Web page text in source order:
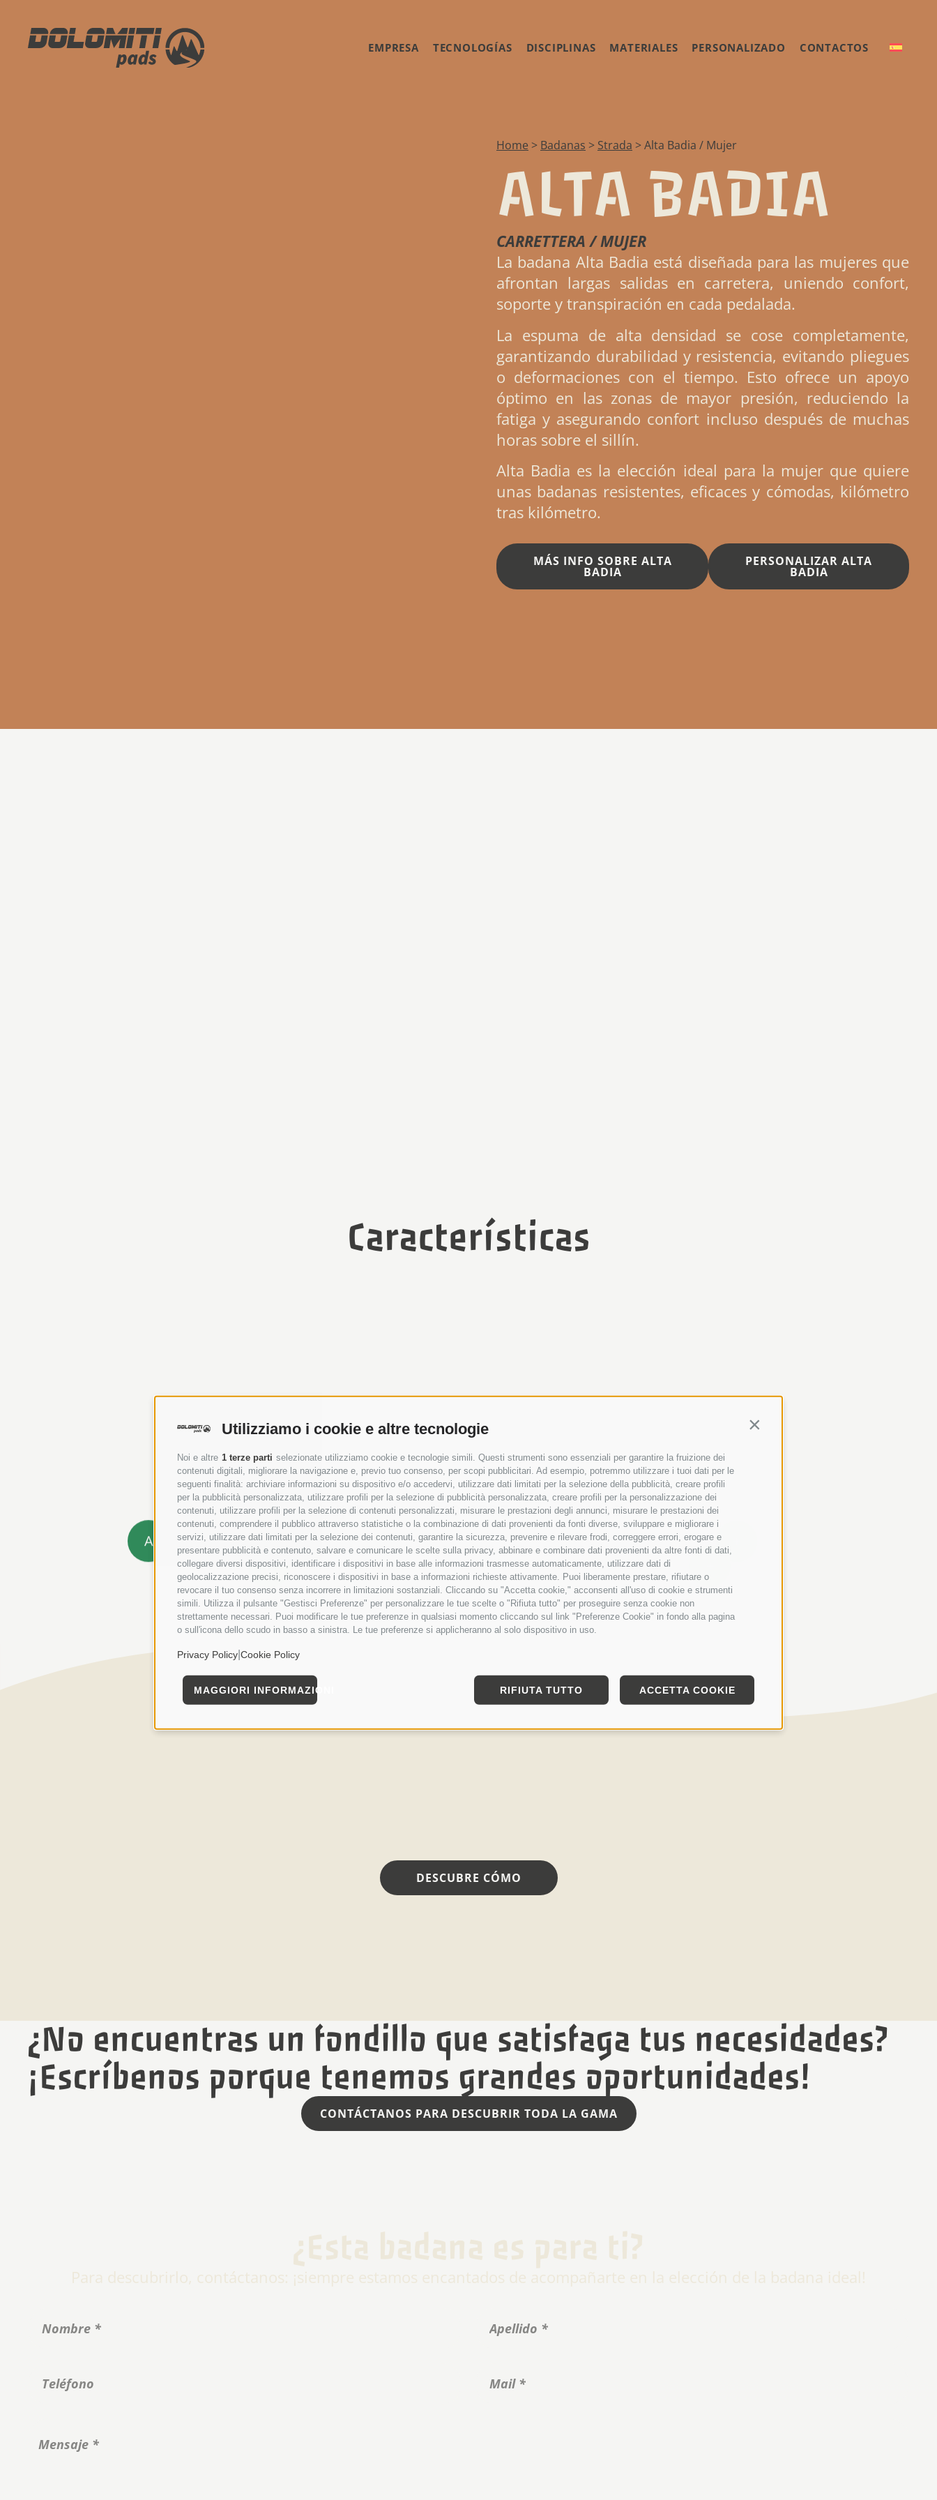
Continua senza accettare
Utilizziamo i cookie e altre tecnologie
Noi e altre 1 terze parti selezionate utilizziamo cookie e tecnologie simili. Questi strumenti sono essenziali per garantire la fruizione dei
contenuti digitali, migliorare la navigazione e, previo tuo consenso, per scopi pubblicitari. Ad esempio, potremmo utilizzare i tuoi dati per le
seguenti finalità: archiviare informazioni su dispositivo e/o accedervi, utilizzare dati limitati per la selezione della pubblicità, creare profili
per la pubblicità personalizzata, utilizzare profili per la selezione di pubblicità personalizzata, creare profili per la personalizzazione dei
contenuti, utilizzare profili per la selezione di contenuti personalizzati, misurare le prestazioni degli annunci, misurare le prestazioni dei
contenuti, comprendere il pubblico attraverso statistiche o la combinazione di dati provenienti da fonti diverse, sviluppare e migliorare i
servizi, utilizzare dati limitati per la selezione dei contenuti, garantire la sicurezza, prevenire e rilevare frodi, correggere errori, erogare e
presentare pubblicità e contenuto, salvare e comunicare le scelte sulla privacy, abbinare e combinare dati provenienti da altre fonti di dati,
collegare diversi dispositivi, identificare i dispositivi in base alle informazioni trasmesse automaticamente, utilizzare dati di
geolocalizzazione precisi, riconoscere i dispositivi in base a informazioni richieste attivamente. Puoi liberamente prestare, rifiutare o
revocare il tuo consenso senza incorrere in limitazioni sostanziali. Cliccando su "Accetta cookie," acconsenti all'uso di cookie e strumenti
simili. Utilizza il pulsante "Gestisci Preferenze" per personalizzare le tue scelte o "Rifiuta tutto" per proseguire senza cookie non
strettamente necessari. Puoi modificare le tue preferenze in qualsiasi momento cliccando sul link "Preferenze Cookie" in fondo alla pagina
o sull'icona dello scudo in basso a sinistra. Le tue preferenze si applicheranno al solo dispositivo in uso.
Privacy Policy Cookie Policy
ACCETTA COOKIE
RIFIUTA TUTTO
MAGGIORI INFORMAZIONI
EMPRESA TECNOLOGÍAS DISCIPLINAS MATERIALES PERSONALIZADO CONTACTOS
Home > Badanas > Strada >Alta Badia / Mujer
ALTA BADIA
CARRETTERA / MUJER
La badana Alta Badia está diseñada para las mujeres que
afrontan largas salidas en carretera, uniendo confort,
soporte y transpiración en cada pedalada.
La espuma de alta densidad se cose completamente,
garantizando durabilidad y resistencia, evitando pliegues
o deformaciones con el tiempo. Esto ofrece un apoyo
óptimo en las zonas de mayor presión, reduciendo la
fatiga y asegurando confort incluso después de muchas
horas sobre el sillín.
Alta Badia es la elección ideal para la mujer que quiere
unas badanas resistentes, eficaces y cómodas, kilómetro
tras kilómetro.
MÁS INFO SOBRE ALTA
BADIA
PERSONALIZAR ALTA
BADIA
Características
MUJER HOMBRE NIÑO
A
B
DESCUBRE CÓMO
¿No encuentras un fondillo que satisfaga tus necesidades?
¡Escríbenos porque tenemos grandes oportunidades!
CONTÁCTANOS PARA DESCUBRIR TODA LA GAMA
¿Esta badana es para ti?
Para descubrirlo, contáctanos: ¡siempre estamos encantados de acompañarte en la elección de la badana ideal!